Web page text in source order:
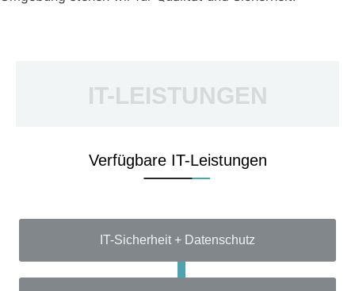
IT-LEISTUNGEN
Verfügbare IT-Leistungen
IT-Sicherheit + Datenschutz